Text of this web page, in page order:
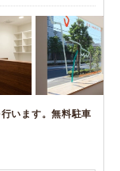
います。無料駐車